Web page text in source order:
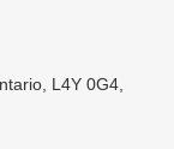
L4Y 0G4,